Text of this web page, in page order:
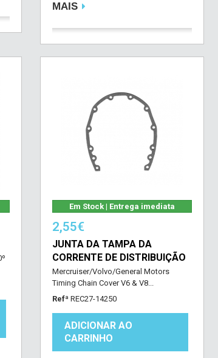
MAIS
Em Stock | Entrega imediata
2,55€
JUNTA DA TAMPA DA
CORRENTE DE DISTRIBUIÇÃO
Mercruiser/Volvo/General Motors
Timing Chain Cover V6 & V8...
Refª REC27-14250
ADICIONAR AO
CARRINHO